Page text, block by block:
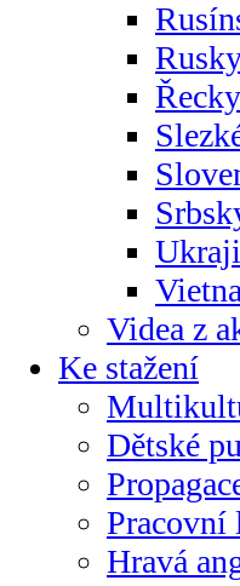
Řecky
Videa z
Ke stažení
Dětské
Pracovní
Hravá